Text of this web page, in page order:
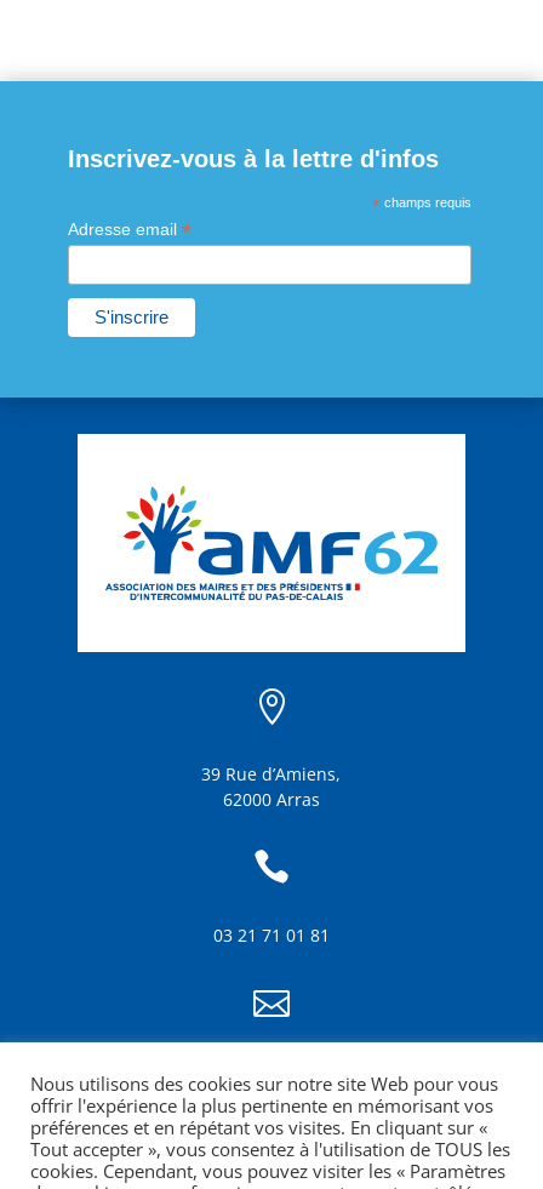
Inscrivez-vous à la lettre d'infos
* champs requis
Adresse email *

39 Rue d’Amiens,
62000 Arras

03 21 71 01 81

info@amf62.fr
mentions légales
Nous utilisons des cookies sur notre site Web pour vous
offrir l'expérience la plus pertinente en mémorisant vos
préférences et en répétant vos visites. En cliquant sur «
Tout accepter », vous consentez à l'utilisation de TOUS les
cookies. Cependant, vous pouvez visiter les « Paramètres